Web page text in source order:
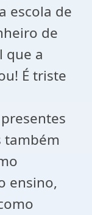
escola de
de
que a
É triste
também
ensino,